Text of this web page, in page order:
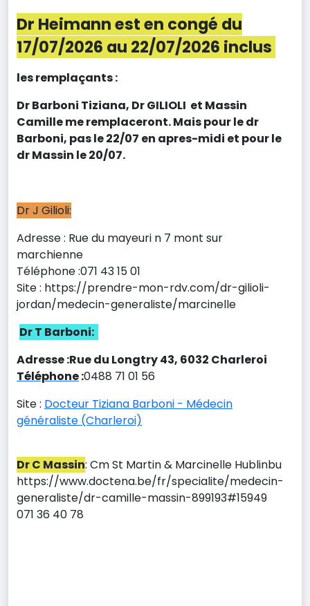
Dr Heimann est en congé du
17/07/2026 au 22/07/2026 inclus
les remplaçants :
Dr Barboni Tiziana, Dr GILIOLI et Massin
Camille me remplaceront. Mais pour le dr
Barboni, pas le 22/07 en apres-midi et pour le
dr Massin le 20/07.
Dr J Gilioli:
Adresse : Rue du mayeuri n 7 mont sur
marchienne
Téléphone :071 43 15 01
Site : https://prendre-mon-rdv.com/dr-gilioli-
jordan/medecin-generaliste/marcinelle
Dr T Barboni:
Adresse :Rue du Longtry 43, 6032 Charleroi
Téléphone:0488 71 01 56
Site : Docteur Tiziana Barboni - Médecin
généraliste (Charleroi)
Dr C Massin: Cm St Martin & Marcinelle Hublinbu
https://www.doctena.be/fr/specialite/medecin-
generaliste/dr-camille-massin-899193#15949
071 36 40 78